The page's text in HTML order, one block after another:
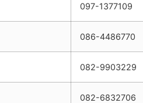
097-1377109
086-4486770
082-9903229
082-6832706